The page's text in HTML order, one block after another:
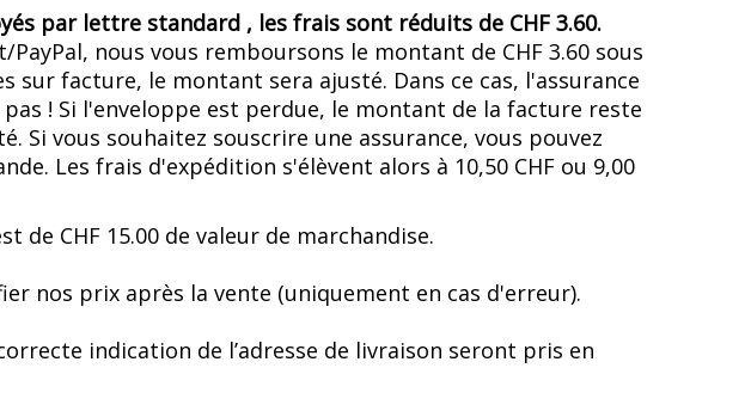
par lettre standard , les frais sont réduits de CHF 3.60.
nous vous remboursons le montant de CHF 3.60 sous
sur facture, le montant sera ajusté. Dans ce cas, l'assurance
! Si l'enveloppe est perdue, le montant de la facture reste
Si vous souhaitez souscrire une assurance, vous pouvez
Les frais d'expédition s'élèvent alors à 10,50 CHF ou 9,00
de CHF 15.00 de valeur de marchandise.
nos prix après la vente (uniquement en cas d'erreur).
indication de l’adresse de livraison seront pris en